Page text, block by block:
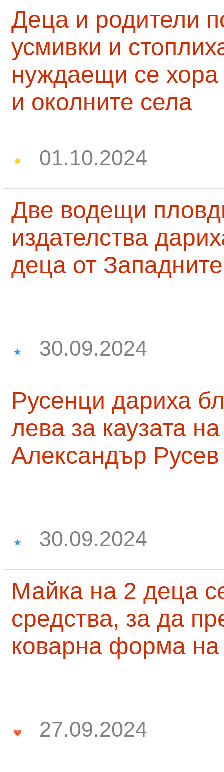
Деца и родители
усмивки и
нуждаещи се
и околните села
01.10.2024
Две водещи
издателства
деца от
30.09.2024
Русенци дариха
лева за каузата
Александър Русев
30.09.2024
Майка на 2 деца
средства, за да
коварна форма на
27.09.2024